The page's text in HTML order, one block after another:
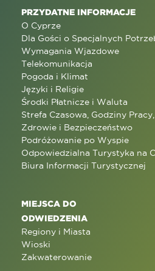
PRZYDATNE INFORMACJE
O Cyprze
Dla Gości o Specjalnych
Wymagania Wjazdowe
Telekomunikacja
Pogoda i Klimat
Języki i Religie
Środki Płatnicze i Waluta
Strefa Czasowa, Godziny
Zdrowie i Bezpieczeństwo
Podróżowanie po Wyspie
Odpowiedzialna Turystyka na
Biura Informacji Turystycznej
MIEJSCA DO
ODWIEDZENIA
Regiony i Miasta
Wioski
Zakwaterowanie